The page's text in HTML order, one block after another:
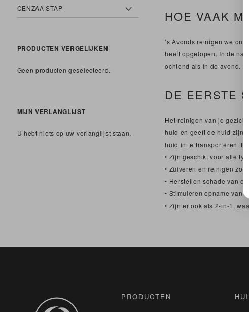
HOE VAAK
’s Avonds reinigen we
heeft opgelopen. In de
ochtend als in de avond.
DE EERSTE
Het reinigen van je
huid en geeft de huid zijn
huid in te transporteren.
• Zijn geschikt voor alle
• Zuiveren en reinigen
• Herstellen schade van
• Stimuleren opname van
• Zijn er ook als 2-in-1,
CENZAA STAP
PRODUCTEN VERGELIJKEN
Geen producten geselecteerd.
MIJN VERLANGLIJST
U hebt niets op uw verlanglijst staan.
PRODUCTEN